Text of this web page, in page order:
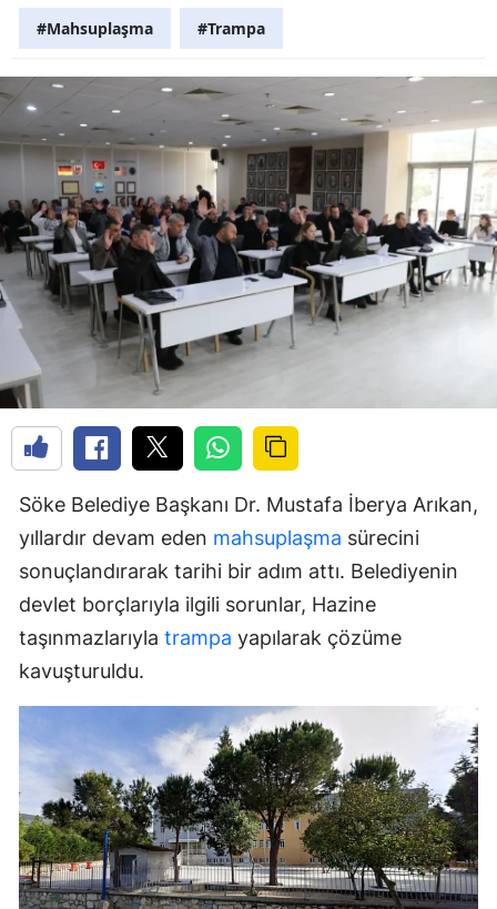
#Mahsuplaşma #Trampa
Söke Belediye Başkanı Dr. Mustafa İberya Arıkan,
yıllardır devam eden mahsuplaşma sürecini
sonuçlandırarak tarihi bir adım attı. Belediyenin
devlet borçlarıyla ilgili sorunlar, Hazine
taşınmazlarıyla trampa yapılarak çözüme
kavuşturuldu.